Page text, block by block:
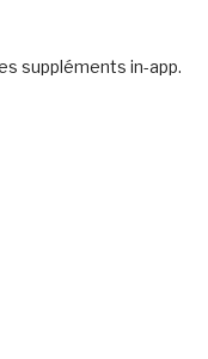
suppléments in-app.